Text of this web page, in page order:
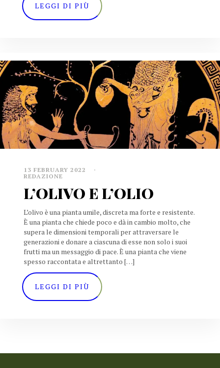
LEGGI DI PIÙ
13 FEBRUARY 2022
REDAZIONE
L’OLIVO E L’OLIO
L’olivo è una pianta umile, discreta ma forte e resistente.
È una pianta che chiede poco e dà in cambio molto, che
supera le dimensioni temporali per attraversare le
generazioni e donare a ciascuna di esse non solo i suoi
frutti ma un messaggio di pace. È una pianta che viene
spesso raccontata e altrettanto […]
LEGGI DI PIÙ